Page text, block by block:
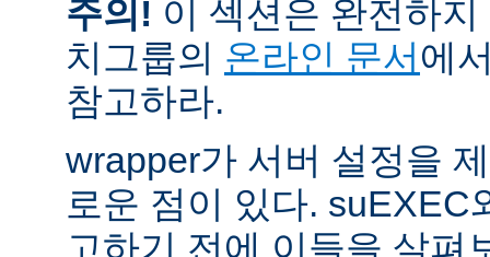
주의! 이 섹션은 완전하
치그룹의 온라인 문서에
참고하라.
wrapper가 서버 설정을
로운 점이 있다. suEXEC
고하기 전에 이들을 살펴